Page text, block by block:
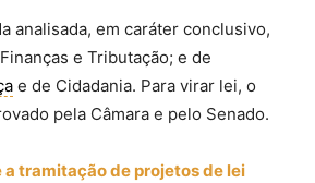
analisada, em caráter conclusivo,
e Tributação; e de
e de Cidadania. Para virar lei, o
pela Câmara e pelo Senado.
a tramitação de projetos de lei